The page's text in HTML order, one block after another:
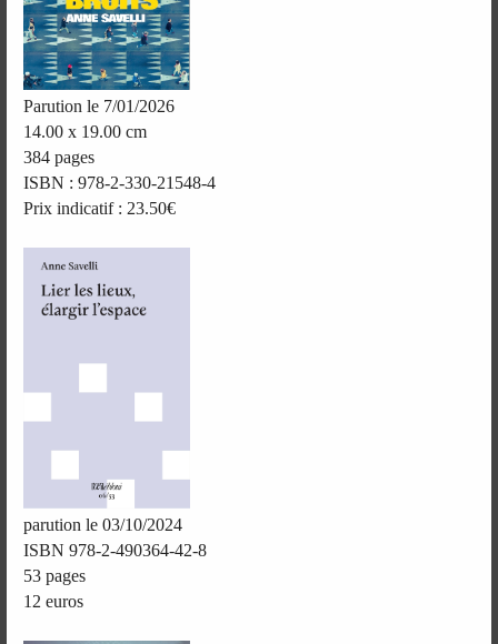
Parution le 7/01/2026
14.00 x 19.00 cm
384 pages
ISBN : 978-2-330-21548-4
Prix indicatif : 23.50€
parution le 03/10/2024
ISBN 978-2-490364-42-8
53 pages
12 euros